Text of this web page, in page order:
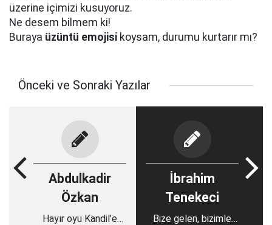
üzerine içimizi kusuyoruz.
Ne desem bilmem ki!
Buraya üzüntü emojisi koysam, durumu kurtarır mı?
Önceki ve Sonraki Yazılar
Abdulkadir
Özkan
Hayır oyu Kandil’e
İbrahim
Tenekeci
Bize gelen, bizimle